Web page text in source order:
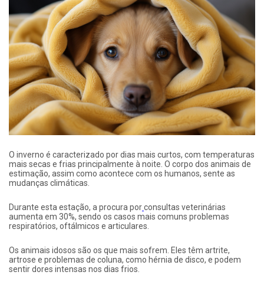
O inverno é caracterizado por dias mais curtos, com temperaturas
mais secas e frias principalmente à noite. O corpo dos animais de
estimação, assim como acontece com os humanos, sente as
mudanças climáticas.
Durante esta estação, a procura porconsultas veterinárias
aumenta em 30%, sendo os casos mais comuns problemas
respiratórios, oftálmicos e articulares.
Os animais idosos são os que mais sofrem. Eles têm artrite,
artrose e problemas de coluna, como hérnia de disco, e podem
sentir dores intensas nos dias frios.